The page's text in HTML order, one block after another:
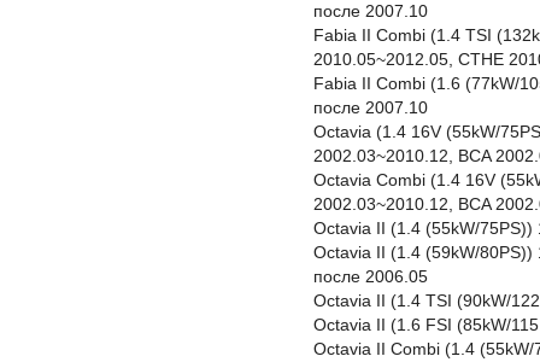
после 2007.10
Fabia II Combi (1.4 TSI
2010.05~2012.05, CTHE
Fabia II Combi (1.6 (77kW/
после 2007.10
Octavia (1.4 16V (55kW/
2002.03~2010.12, BCA
Octavia Combi (1.4 16V
2002.03~2010.12, BCA
Octavia II (1.4 (55kW/
Octavia II (1.4 (59kW/80PS))
после 2006.05
Octavia II (1.4 TSI (90kW/
Octavia II (1.6 FSI (85kW/
Octavia II Combi (1.4